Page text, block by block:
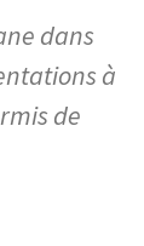
dans
à
de